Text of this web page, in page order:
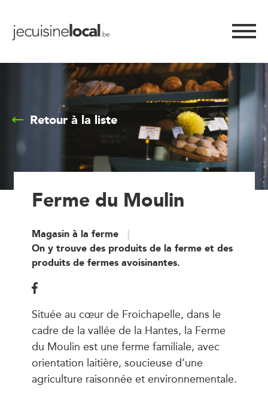
Retour à la liste
Ferme du Moulin
Magasin à la ferme
On y trouve des produits de la ferme et des
produits de fermes avoisinantes.
Située au cœur de Froichapelle, dans le
cadre de la vallée de la Hantes, la Ferme
du Moulin est une ferme familiale, avec
orientation laitière, soucieuse d’une
agriculture raisonnée et environnementale.